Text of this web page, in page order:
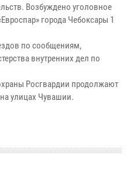
Возбуждено уголовное
города Чебоксары 1
по сообщениям,
внутренних дел по
Росгвардии продолжают
улицах Чувашии.